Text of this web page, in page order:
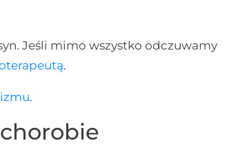
Jeśli mimo wszystko odczuwamy
.
.